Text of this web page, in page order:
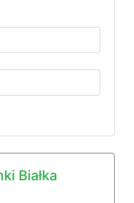
Białka